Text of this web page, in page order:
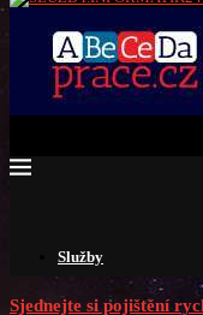
Služby
Sjednejte si pojištění